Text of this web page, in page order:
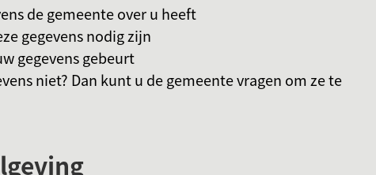
de gemeente over u heeft
gegevens nodig zijn
gegevens gebeurt
niet? Dan kunt u de gemeente vragen om ze te